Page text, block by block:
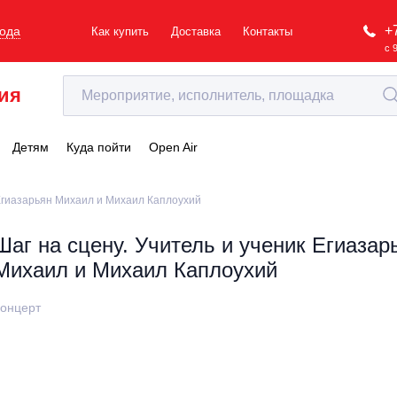
Как купить Доставка Контакты
с
Детям Куда пойти Open Air
Михаил и Михаил Каплоухий
на сцену. Учитель и ученик
и Михаил Каплоухий